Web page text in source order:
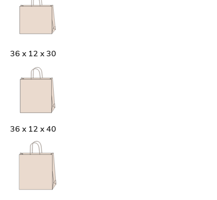
36 x 12 x 30
36 x 12 x 40